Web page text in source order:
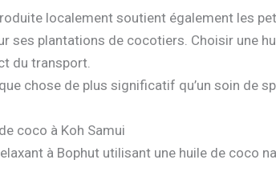
localement soutient également les
ses plantations de cocotiers. Choisir une
du transport.
chose de plus significatif qu’un soin de
coco à Koh Samui
à Bophut utilisant une huile de coco